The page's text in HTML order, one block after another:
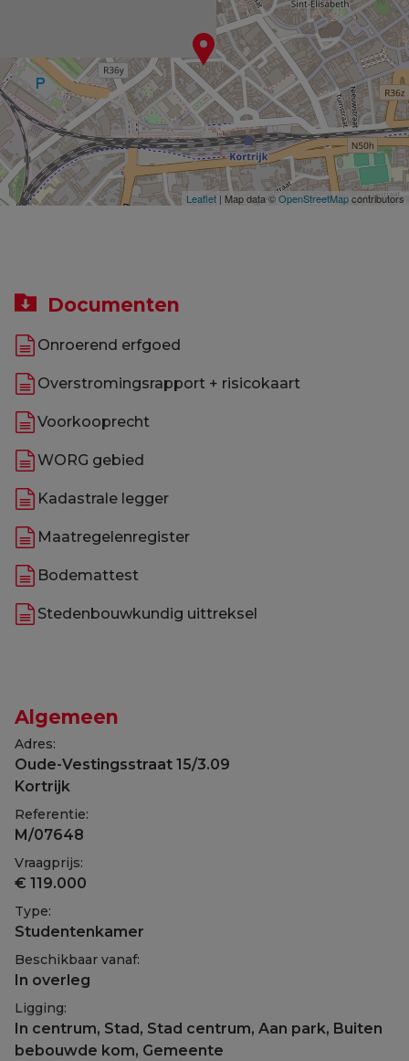
Leaflet | Map data ©OpenStreetMapcontributors
Documenten
Onroerend erfgoed
Overstromingsrapport + risicokaart
Voorkooprecht
WORG gebied
Kadastrale legger
Maatregelenregister
Bodemattest
Stedenbouwkundig uittreksel
Algemeen
Adres:
Oude-Vestingsstraat 15/3.09
Kortrijk
Referentie:
M/07648
Vraagprijs:
€ 119.000
Type:
Studentenkamer
Beschikbaar vanaf:
In overleg
Ligging:
In centrum, Stad, Stad centrum, Aan park, Buiten
bebouwde kom, Gemeente